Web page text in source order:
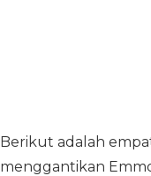
Berikut adalah
menggantikan